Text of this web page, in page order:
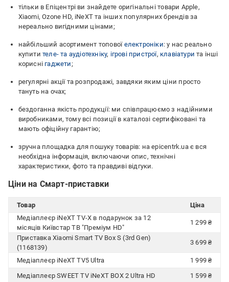
тільки в Епіцентрі ви знайдете оригінальні товари Apple,
Xiaomi, Ozone HD, iNeXT та інших популярних брендів за
нереально вигідними цінами;
найбільший асортимент топової електроніки: у нас реально
купити теле- та аудіотехніку, ігрові пристрої, клавіатури та інші
корисні гаджети;
регулярні акції та розпродажі, завдяки яким ціни просто
тануть на очах;
бездоганна якість продукції: ми співпрацюємо з надійними
виробниками, тому всі позиції в каталозі сертифіковані та
мають офіційну гарантію;
зручна площадка для пошуку товарів: на epicentrk.ua є вся
необхідна інформація, включаючи опис, технічні
характеристики, фото та правдиві відгуки.
Ціни на Смарт-приставки
Товар
Ціна
Медіаплеєр iNeXT TV-X в подарунок за 12
місяців Київстар ТВ "Преміум HD"
1 299 ₴
Приставка Xiaomi Smart TV Box S (3rd Gen)
(1168139)
3 699 ₴
Медіаплеєр iNeXT TV5 Ultra
1 999 ₴
Медіаплеєр SWEET TV iNeXT BOX 2 Ultra HD
1 599 ₴